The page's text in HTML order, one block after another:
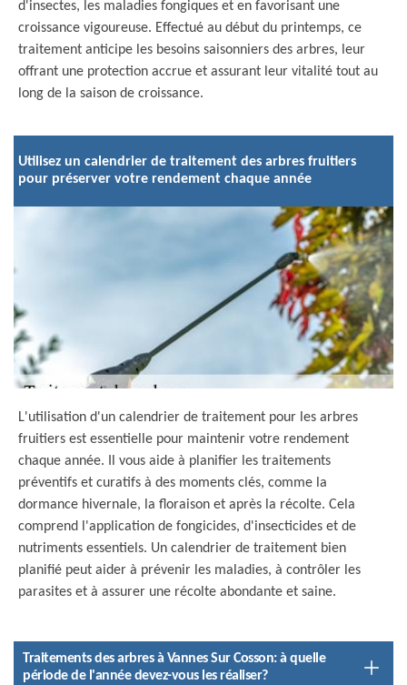
d'insectes, les maladies fongiques et en favorisant une
croissance vigoureuse. Effectué au début du printemps, ce
traitement anticipe les besoins saisonniers des arbres, leur
offrant une protection accrue et assurant leur vitalité tout au
long de la saison de croissance.
Utilisez un calendrier de traitement des arbres fruitiers
pour préserver votre rendement chaque année
L'utilisation d'un calendrier de traitement pour les arbres
fruitiers est essentielle pour maintenir votre rendement
chaque année. Il vous aide à planifier les traitements
préventifs et curatifs à des moments clés, comme la
dormance hivernale, la floraison et après la récolte. Cela
comprend l'application de fongicides, d'insecticides et de
nutriments essentiels. Un calendrier de traitement bien
planifié peut aider à prévenir les maladies, à contrôler les
parasites et à assurer une récolte abondante et saine.
Traitements des arbres à Vannes Sur Cosson: à quelle
période de l'année devez-vous les réaliser?